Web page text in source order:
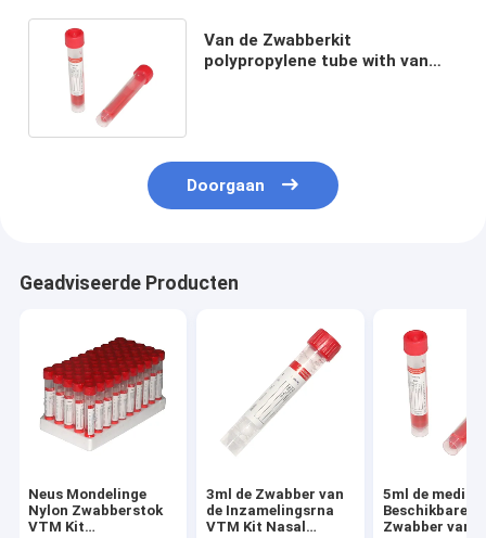
Van de Zwabberkit
polypropylene tube with van
Doorgaan
Geadviseerde Producten
Neus Mondelinge
Nylon Zwabberstok
VTM Kit
3ml de Zwabber van
de Inzamelingsrna
VTM Kit Nasal
5ml de
Beschikbare
Zwabber van